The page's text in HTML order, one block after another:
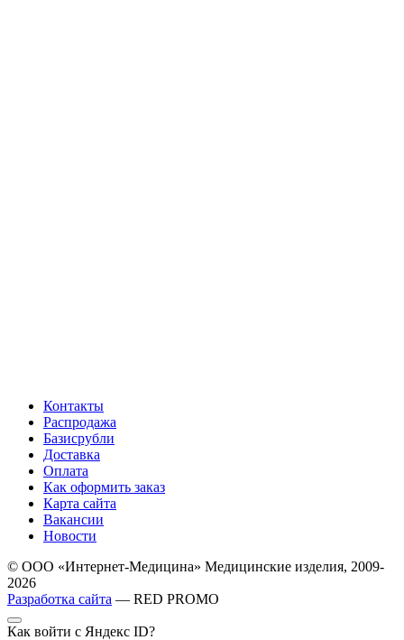
Контакты
Распродажа
Базисрубли
Доставка
Оплата
Как оформить заказ
Карта сайта
Вакансии
Новости
© ООО «Интернет-Медицина» Медицинские изделия, 2009-
2026
Разработка сайта — RED PROMO
Как войти с Яндекс ID?